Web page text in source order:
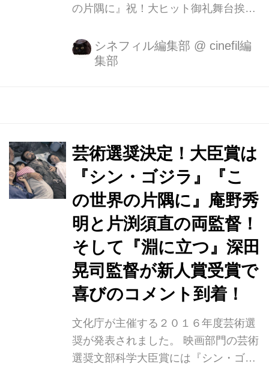
の片隅に』祝！大ヒット御礼舞台挨拶
ろしイラスト第4弾来場者ポストカー
ドも配布決定！ 片渕須直監督が6年の
いて生きる女性、すずを描いた珠玉の
アニメーション映画です。 第40回日本
アカデミー賞で最優秀アニメーション
作品賞を受賞するなど、各映画賞を総
なめしている本作。アニメーション部
門だけでなく、作品賞や監督賞、音楽
賞など幅広い分野で絶賛を受け、現
在...
シネフィル編集部 @ cinefil編
集部
芸術選奨決定！大臣賞は
『シン・ゴジラ』『こ
の世界の片隅に』庵野秀
明と片渕須直の両監督！
そして『淵に立つ』深田
晃司監督が新人賞受賞で
喜びのコメント到着！
文化庁が主催する２０１６年度芸術選
奨が発表されました。 映画部門の芸術
選奨文部科学大臣賞には『シン・ゴジ